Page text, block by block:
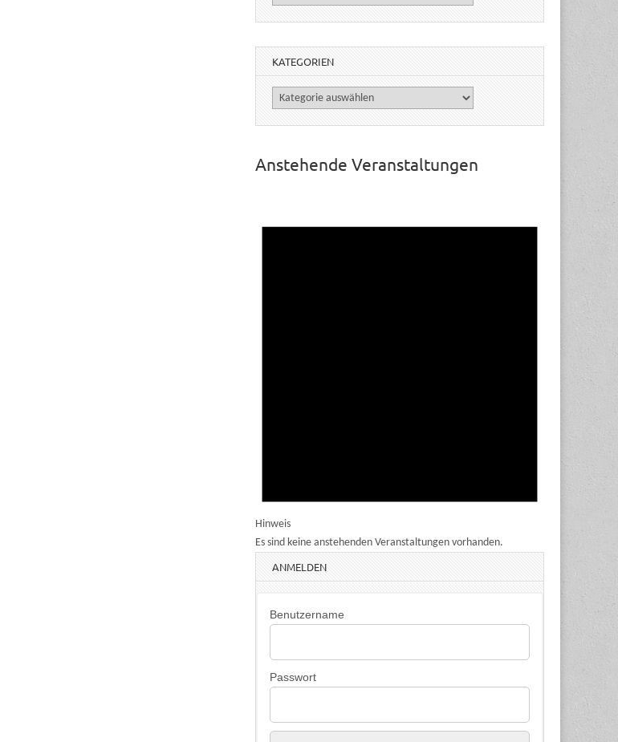
KATEGORIEN
Kategorien
Anstehende Veranstaltungen
Hinweis
Es sind keine anstehenden Veranstaltungen vorhanden.
ANMELDEN
Benutzername
Passwort